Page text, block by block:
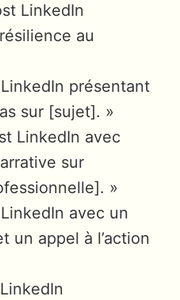
LinkedIn
au
présentant
sur [sujet]. »
LinkedIn avec
sur
»
avec un
un appel à l’action